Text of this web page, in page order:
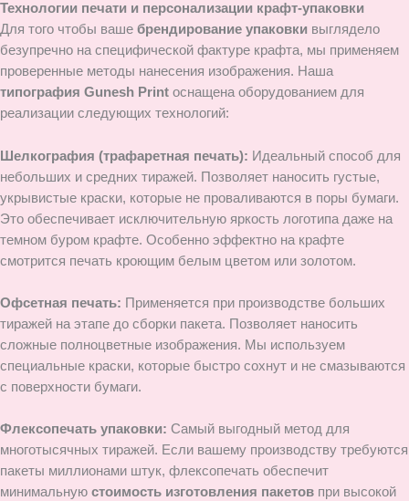
Технологии печати и персонализации крафт-упаковки
Для того чтобы ваше брендирование упаковки выглядело
безупречно на специфической фактуре крафта, мы применяем
проверенные методы нанесения изображения. Наша
типография Gunesh Print оснащена оборудованием для
реализации следующих технологий:
Шелкография (трафаретная печать): Идеальный способ для
небольших и средних тиражей. Позволяет наносить густые,
укрывистые краски, которые не проваливаются в поры бумаги.
Это обеспечивает исключительную яркость логотипа даже на
темном буром крафте. Особенно эффектно на крафте
смотрится печать кроющим белым цветом или золотом.
Офсетная печать: Применяется при производстве больших
тиражей на этапе до сборки пакета. Позволяет наносить
сложные полноцветные изображения. Мы используем
специальные краски, которые быстро сохнут и не смазываются
с поверхности бумаги.
Флексопечать упаковки: Самый выгодный метод для
многотысячных тиражей. Если вашему производству требуются
пакеты миллионами штук, флексопечать обеспечит
минимальную стоимость изготовления пакетов при высокой